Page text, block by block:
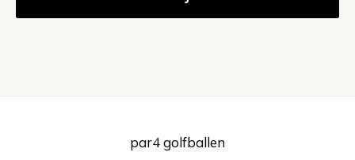
par4 golfballen